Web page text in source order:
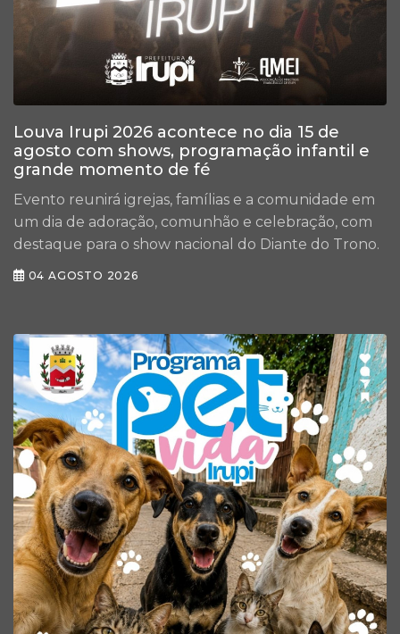
Louva Irupi 2026 acontece no dia 15 de
agosto com shows, programação infantil e
grande momento de fé
Evento reunirá igrejas, famílias e a comunidade em
um dia de adoração, comunhão e celebração, com
destaque para o show nacional do Diante do Trono.
04 AGOSTO 2026